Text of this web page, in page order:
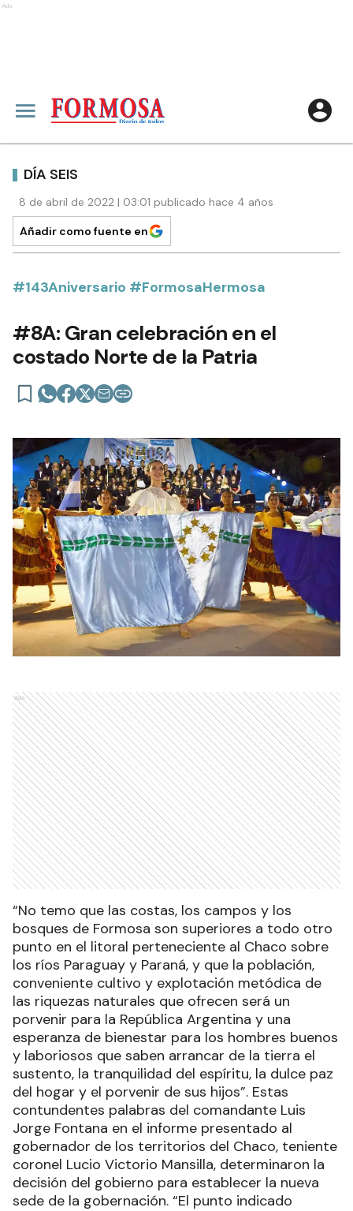
Ads
DÍA SEIS
8 de abril de 2022 | 03:01 publicado hace 4 años
Añadir como fuente en
#143Aniversario #FormosaHermosa
#8A: Gran celebración en el
costado Norte de la Patria
Ads
“No temo que las costas, los campos y los
bosques de Formosa son superiores a todo otro
punto en el litoral perteneciente al Chaco sobre
los ríos Paraguay y Paraná, y que la población,
conveniente cultivo y explotación metódica de
las riquezas naturales que ofrecen será un
porvenir para la República Argentina y una
esperanza de bienestar para los hombres buenos
y laboriosos que saben arrancar de la tierra el
sustento, la tranquilidad del espíritu, la dulce paz
del hogar y el porvenir de sus hijos”. Estas
contundentes palabras del comandante Luis
Jorge Fontana en el informe presentado al
gobernador de los territorios del Chaco, teniente
coronel Lucio Victorio Mansilla, determinaron la
decisión del gobierno para establecer la nueva
sede de la gobernación. “El punto indicado